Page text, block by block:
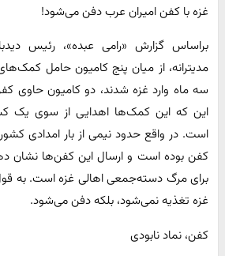
غزه با کفن امیران عرب دفن می‌شود!
براساس گزارش «رامی عبده»، رئیس
مدیترانه، از میان پنج کامیون حامل
سه ماه وارد غزه شدند، دو کامیون حاوی
این که این کمک‌ها اهدایی از سوی یک
است. در واقع حدود نیمی از بار امدادی
کفن بوده است و ارسال این کفن‌ها نشان
برای مرگ دسته‌جمعی‌ اهالی غزه است. به
غزه تغذیه نمی‌شود، بلکه دفن می‌شود.
کفن، نماد نابودی